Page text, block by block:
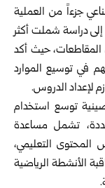
جزءاً من العملية
إلى دراسة شملت أكثر
مستوى المقاطعات، حيث أكد
في توسيع الموارد
توسع استخدام
تشمل مساعدة
التعليمي،
الأنشطة الرياضية